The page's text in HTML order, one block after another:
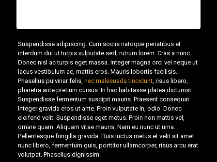
Suspendisse adipiscing. Cum sociis natoque penatibus et
interdum dui ut turpis vulputate sed, rutrum lorem. Cras a nunc.
Donec nisl ac turpis eget massa. Integer magna orci vel neque ut
lacus vestibulum ac, mattis eros. Mauris lobortis facilisis.
Phasellus pulvinar felis, nec malesuada tincidunt, risus libero,
pharetra ante pretium cursus. In hac habitasse platea dictumst.
Suspendisse fermentum suscipit mauris. Praesent consequat.
Integer gravida eros ut ante. Proin vulputate in, odio. Donec
eleifend velit. Suspendisse eget metus. Proin non mattis vel,
ornare quam. Aliquam vitae mauris. Nam eu nunc ut urna.
Pellentesque fringilla gravida. Duis luctus metus et velit sit amet
nunc libero, fermentum quis, porttitor ullamcorper, risus arcu erat
volutpat. Phasellus dignissim.